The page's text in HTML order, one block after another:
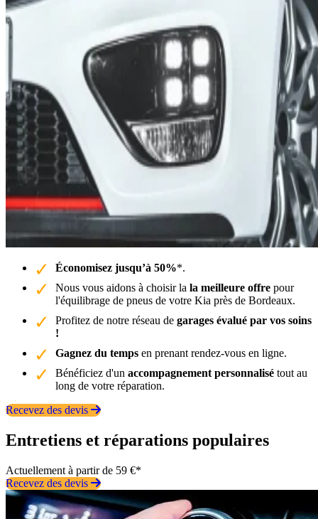
Économisez jusqu’à 50%*.
Nous vous aidons à choisir la la meilleure offre pour
l'équilibrage de pneus de votre Kia près de Bordeaux.
Profitez de notre réseau de garages évalué par vos soins
!
Gagnez du temps en prenant rendez-vous en ligne.
Bénéficiez d'un accompagnement personnalisé tout au
long de votre réparation.
Recevez des devis
Entretiens et réparations populaires
Actuellement à partir de 59 €*
Recevez des devis